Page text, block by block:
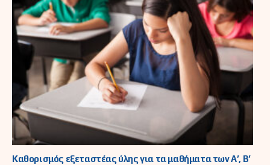
Καθορισμός εξεταστέας ύλης για τα μαθήματα των Α’, Β’